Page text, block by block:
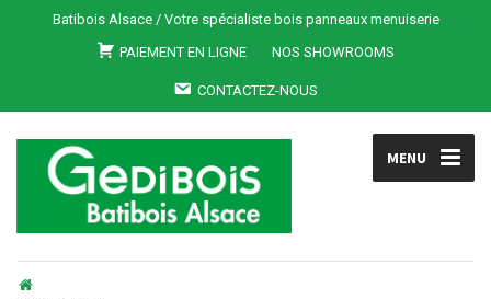
Batibois Alsace / Votre spécialiste bois panneaux menuiserie
PAIEMENT EN LIGNE
NOS SHOWROOMS
CONTACTEZ-NOUS
MENU